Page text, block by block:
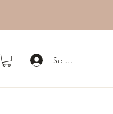
Se connecter